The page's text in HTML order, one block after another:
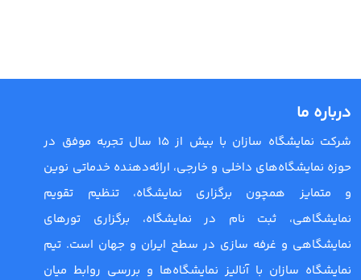
درباره ما
شرکت نمایشگاه سازان با بیش از 15 سال تجربه موفق در
حوزه نمایشگاه‌های داخلی و خارجی، ارائه‌دهنده خدماتی نوین
و متمایز همچون برگزاری نمایشگاه، تنظیم تقویم
نمایشگاهی، ثبت نام در نمایشگاه، برگزاری تورهای
نمایشگاهی و غرفه سازی در سطح ایران و جهان است. تیم
نمایشگاه سازان با آنالیز نمایشگاه‌ها و بررسی روابط میان